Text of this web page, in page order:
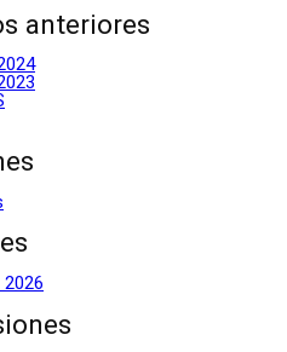
anteriores